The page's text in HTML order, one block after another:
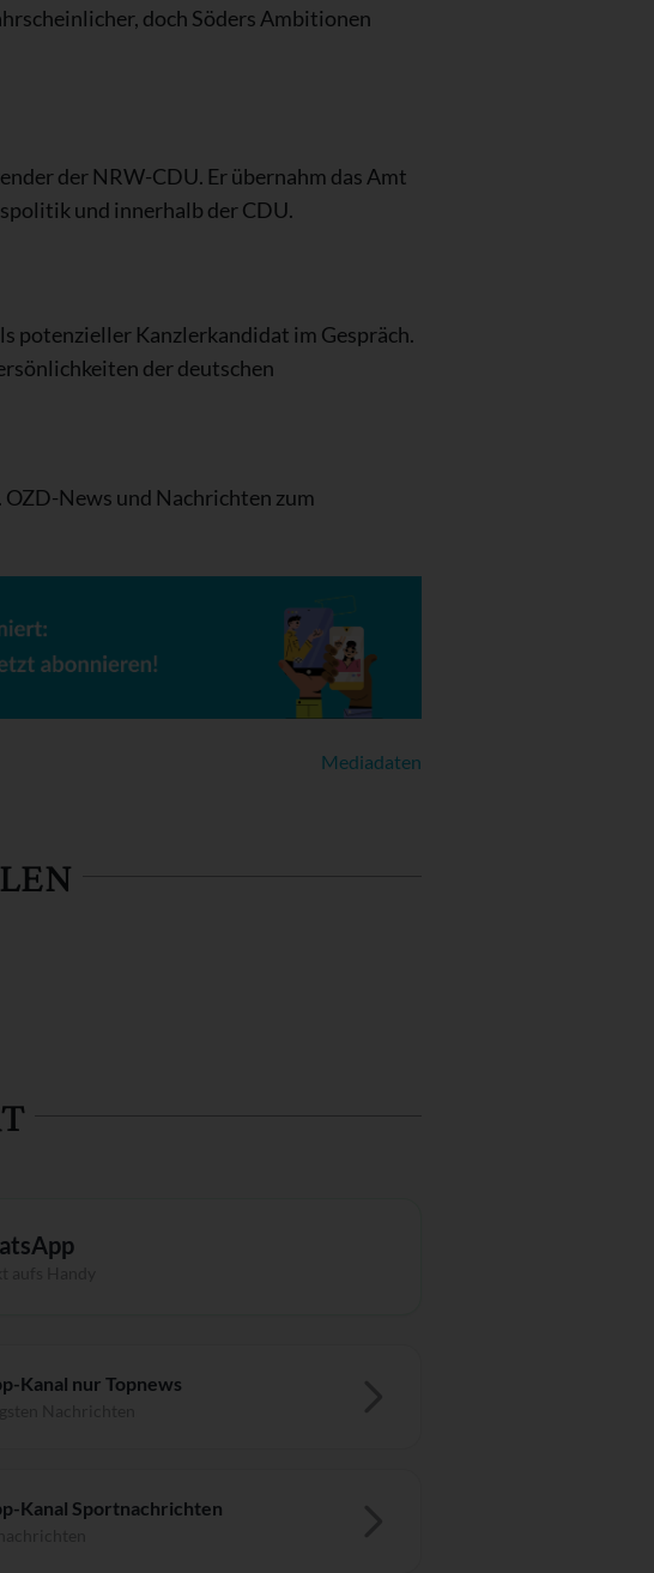
doch Söders Ambitionen
der NRW-CDU. Er übernahm das Amt
und innerhalb der CDU.
potenzieller Kanzlerkandidat im Gespräch.
der deutschen
News und Nachrichten zum
Mediadaten
aufs Handy
Kanal nur Topnews
Kanal Sportnachrichten